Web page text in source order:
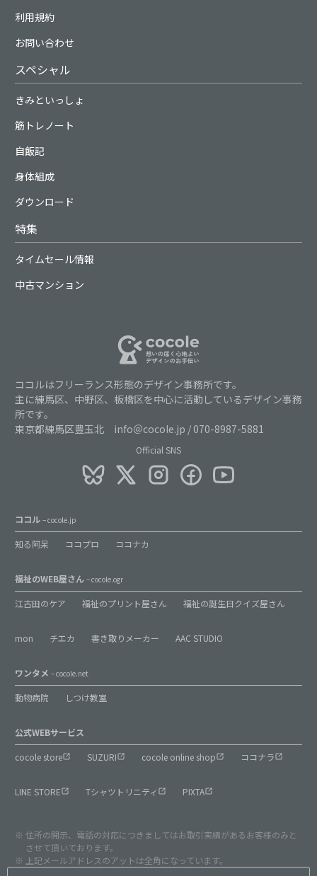
利用規約
お問い合わせ
スペシャル
きみといっしょ
筋トレノート
自飯記
身体組成
ダウンロード
特集
タイムセール情報
中古マンション
ココルはフリーランス形態のデザイン事務所です。
主に練馬区、中野区、板橋区を中心に活動しているデザイン事務
所です。
東京都練馬区豊玉北 info＠cocole.jp / 070-8987-5881
Official SNS
ココル – cocole.jp
知る阿呆 ココプロ ココナカ
福祉のWEB屋さん – cocole.ogr
江古田のケア 福祉のプリント屋さん 福祉の誕生日クイズ屋さん
mon チエカ 書き取りメーカー AAC STUDIO
ワンタメ – cocole.net
動物病院 しつけ教室
公式WEBサービス
cocole store SUZURI cocole online shop ココナラ
LINE STORE Tシャツトリニティ PIXTA
住所の開示、電話の対応につきましてはお取引実績があるお客様のみと
させて頂いております。
上記メールアドレスのアットは全角になっています。